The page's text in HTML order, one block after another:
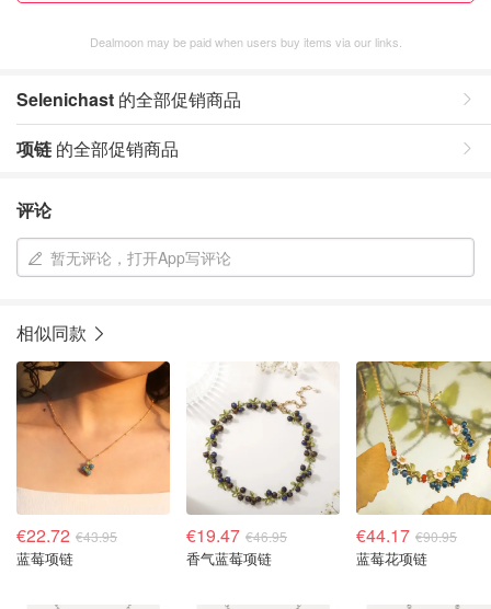
Dealmoon may be paid when users buy items via our links.
Selenichast 的全部促销商品
项链 的全部促销商品
评论
暂无评论，打开App写评论
相似同款
€22.72 €43.95
蓝莓项链
€19.47 €46.95
香气蓝莓项链
€44.17 €90.95
蓝莓花项链